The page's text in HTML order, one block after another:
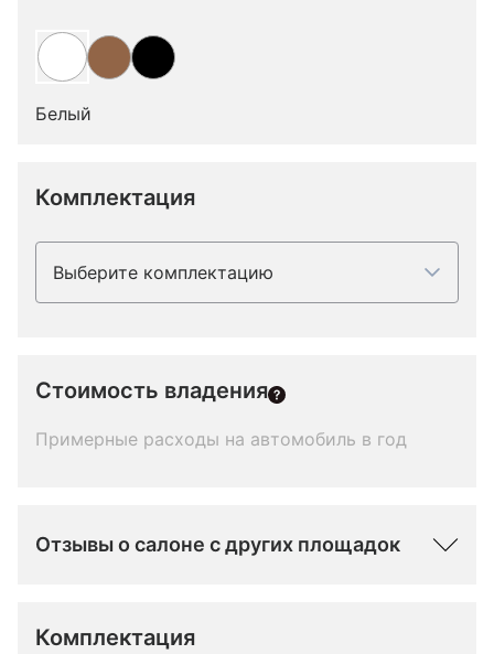
Белый
Комплектация
Выберите комплектацию
Стоимость владения
Примерные расходы на автомобиль в год
Отзывы о салоне с других площадок
Комплектация